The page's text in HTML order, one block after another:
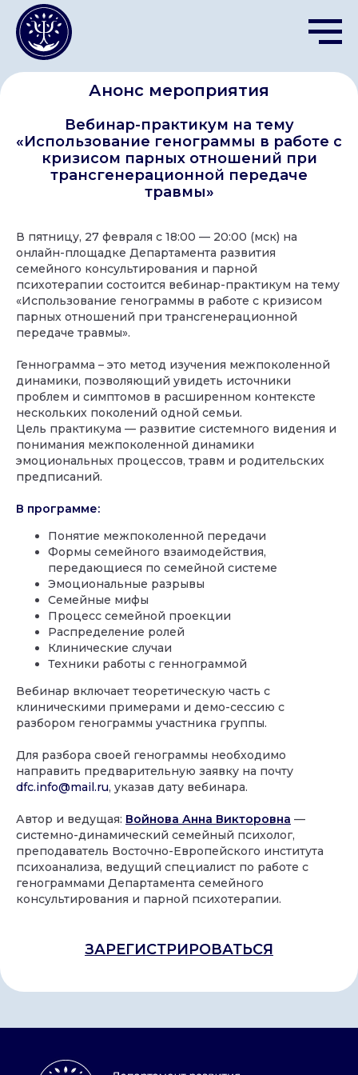
Анонс мероприятия
Вебинар-практикум на тему
«Использование генограммы в работе с
кризисом парных отношений при
трансгенерационной передаче
травмы»
В пятницу, 27 февраля с 18:00 — 20:00 (мск) на
онлайн-площадке Департамента развития
семейного консультирования и парной
психотерапии состоится вебинар-практикум на тему
«Использование генограммы в работе с кризисом
парных отношений при трансгенерационной
передаче травмы».
Геннограмма – это метод изучения межпоколенной
динамики, позволяющий увидеть источники
проблем и симптомов в расширенном контексте
нескольких поколений одной семьи.
Цель практикума — развитие системного видения и
понимания межпоколенной динамики
эмоциональных процессов, травм и родительских
предписаний.
В программе:
Понятие межпоколенной передачи
Формы семейного взаимодействия,
передающиеся по семейной системе
Эмоциональные разрывы
Семейные мифы
Процесс семейной проекции
Распределение ролей
Клинические случаи
Техники работы с геннограммой
Вебинар включает теоретическую часть с
клиническими примерами и демо-сессию с
разбором генограммы участника группы.
Для разбора своей генограммы необходимо
направить предварительную заявку на почту
dfc.info@mail.ru, указав дату вебинара.
Автор и ведущая: Войнова Анна Викторовна —
системно-динамический семейный психолог,
преподаватель Восточно-Европейского института
психоанализа, ведущий специалист по работе с
генограммами Департамента семейного
консультирования и парной психотерапии.
ЗАРЕГИСТРИРОВАТЬСЯ
Контакты
Лицензия
Главная
Реквизиты
Конфиденциальность
©АНО «ДСК» 2024 -2026